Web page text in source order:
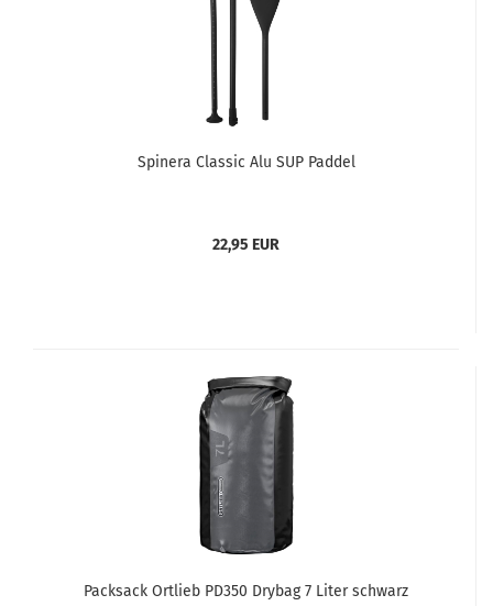
Spinera Classic Alu SUP Paddel
22,95 EUR
Packsack Ortlieb PD350 Drybag 7 Liter schwarz